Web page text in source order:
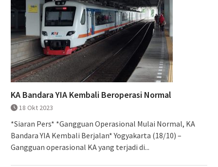
KA Bandara YIA Kembali Beroperasi Normal
18 Okt 2023
*Siaran Pers* *Gangguan Operasional Mulai Normal, KA
Bandara YIA Kembali Berjalan* Yogyakarta (18/10) –
Gangguan operasional KA yang terjadi di...